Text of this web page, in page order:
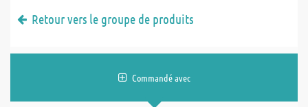
Retour vers le groupe de produits
Commandé avec